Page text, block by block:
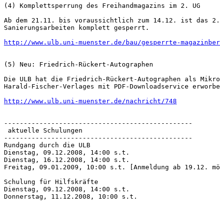
(4) Komplettsperrung des Freihandmagazins im 2. UG
Ab dem 21.11. bis voraussichtlich zum 14.12. ist das 2.
Sanierungsarbeiten komplett gesperrt.
http://www.ulb.uni-muenster.de/bau/gesperrte-
(5) Neu: Friedrich-Rückert-Autographen
Die ULB hat die Friedrich-Rückert-Autographen als
Harald-Fischer-Verlages mit PDF-Downloadservice
http://www.ulb.uni-muenster.de/nachricht/748
------------------------------------------------
aktuelle Schulungen
------------------------------------------------
Rundgang durch die ULB
Dienstag, 09.12.2008, 14:00 s.t.
Dienstag, 16.12.2008, 14:00 s.t.
Freitag, 09.01.2009, 10:00 s.t. [Anmeldung ab 19.12.
Schulung für Hilfskräfte
Dienstag, 09.12.2008, 14:00 s.t.
Donnerstag, 11.12.2008, 10:00 s.t.